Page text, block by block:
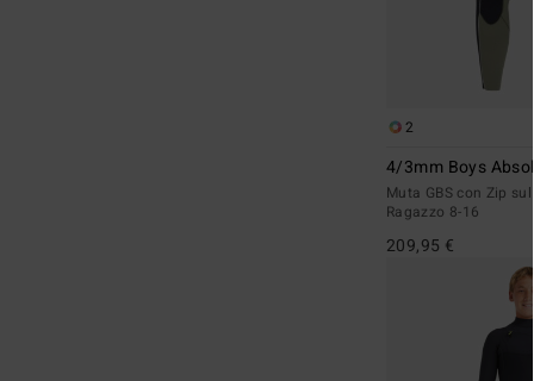
2
4/3mm Boys
Muta GBS con Zip sul
Ragazzo 8-16
209,95 €